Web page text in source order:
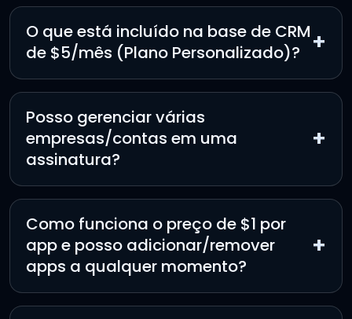
O que está incluído na base de CRM
de $5/mês (Plano Personalizado)?
+
Posso gerenciar várias
empresas/contas em uma
assinatura?
+
Como funciona o preço de $1 por
app e posso adicionar/remover
apps a qualquer momento?
+